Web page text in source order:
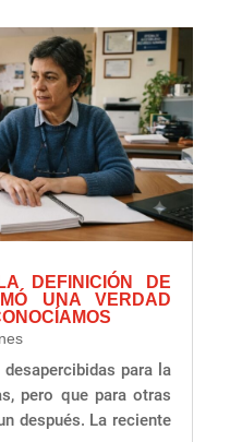
DEFINICIÓN DE
UNA VERDAD
para la
pero que para otras
después. La reciente